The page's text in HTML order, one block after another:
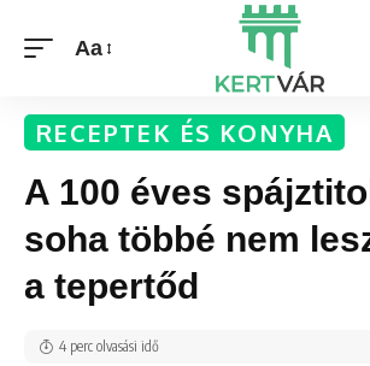
Aa
RECEPTEK ÉS KONYHA
A 100 éves
soha többé nem
a tepertőd
4 perc olvasási idő